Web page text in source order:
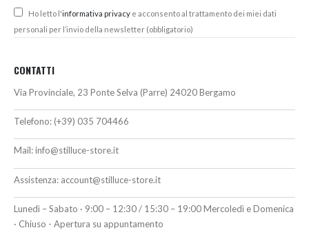
Ho letto l'informativa privacy e acconsento al trattamento dei miei dati
personali per l’invio della newsletter (obbligatorio)
CONTATTI
Via Provinciale, 23 Ponte Selva (Parre) 24020 Bergamo
Telefono: (+39) 035 704466
Mail:info@stilluce-store.it
Assistenza: account@stilluce-store.it
Lunedì – Sabato · 9:00 – 12:30 / 15:30 – 19:00 Mercoledì e Domenica
· Chiuso - Apertura su appuntamento